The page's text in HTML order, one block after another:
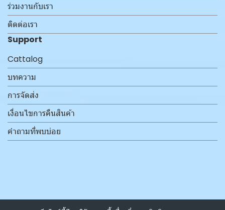
ร่วมงานกับเรา
ติดต่อเรา
Support
Cattalog
บทความ
การจัดส่ง
เงื่อนไขการคืนสินค้า
คำถามที่พบบ่อย